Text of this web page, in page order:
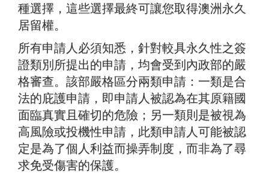
種選擇，這些選擇最終可讓您取得澳洲永久
居留權。
所有申請人必須知悉，針對較具永久性之簽
證類別所提出的申請，均會受到內政部的嚴
格審查。該部嚴格區分兩類申請：一類是合
法的庇護申請，即申請人被認為在其原籍國
面臨真實且確切的危險；另一類則是被視為
高風險或投機性申請，此類申請人可能被認
定是為了個人利益而操弄制度，而非為了尋
求免受傷害的保護。